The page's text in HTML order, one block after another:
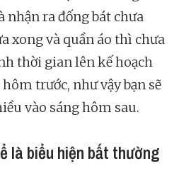
nhận ra đống bát chưa
xong và quần áo thì chưa
thời gian lên kế hoạch
trước, như vậy bạn sẽ
vào sáng hôm sau.
là biểu hiện bất thường